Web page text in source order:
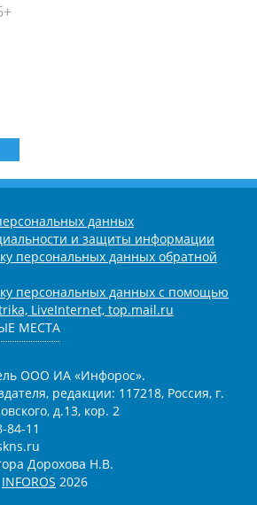
данных
и защиты информации
персональных данных обратной
персональных данных с помощью
LiveInternet, top.mail.ru
МЕСТА
ООО ИА «Инфорос».
редакции: 117218, Россия, г.
д.13, кор. 2
84-11
Дорохова Н.В.
INFOROS 2026